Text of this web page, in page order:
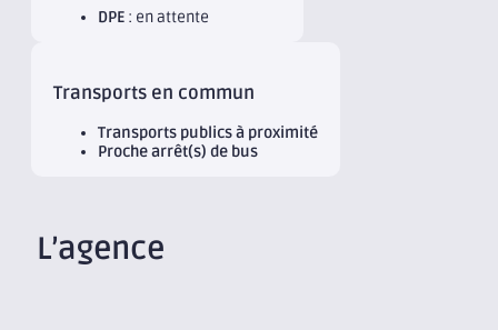
DPE : en attente
Transports en commun
Transports publics à proximité
Proche arrêt(s) de bus
L’agence